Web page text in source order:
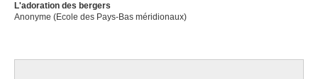
L'adoration des bergers
Anonyme (Ecole des Pays-Bas méridionaux)